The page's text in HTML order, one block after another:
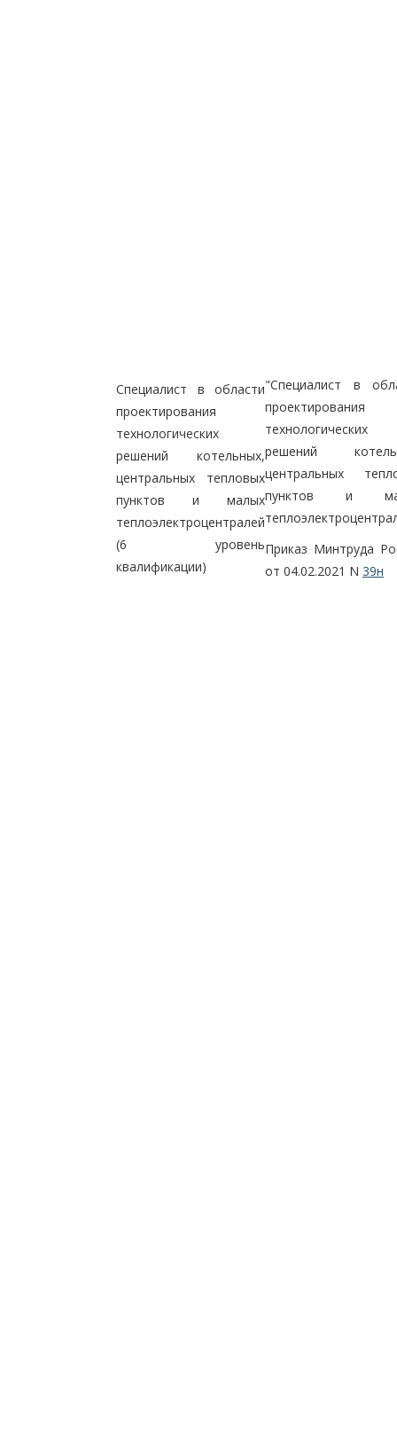
Специалист в области
проектирования
технологических
решений котельных,
центральных тепловых
пунктов и малых
теплоэлектроцентралей
(6 уровень
квалификации)
"Специалист в
проектирования
технологических
решений
центральных
пунктов и
Приказ Минтруда
от 04.02.2021 N 39н